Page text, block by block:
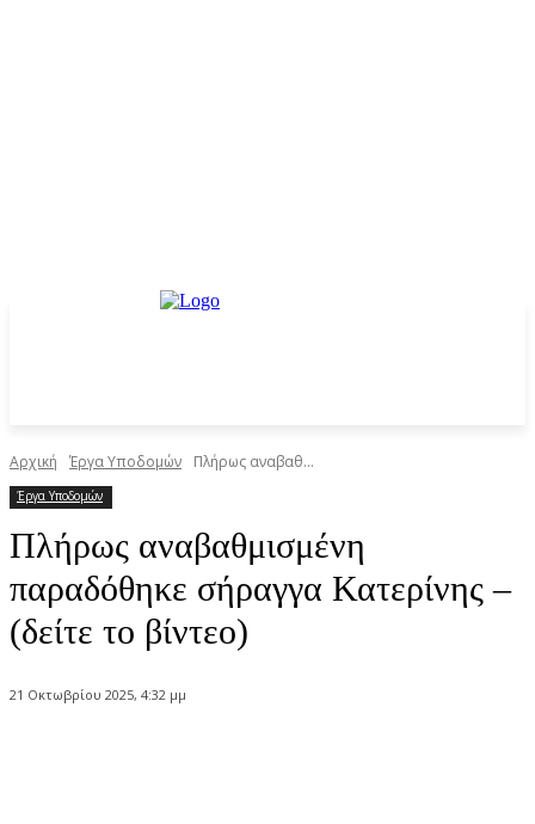
Αρχική Έργα Υποδομών Πλήρως αναβαθ...
Έργα Υποδομών
Πλήρως αναβαθμισμένη
παραδόθηκε σήραγγα Κατερίνης –
(δείτε το βίντεο)
21 Οκτωβρίου 2025, 4:32 μμ